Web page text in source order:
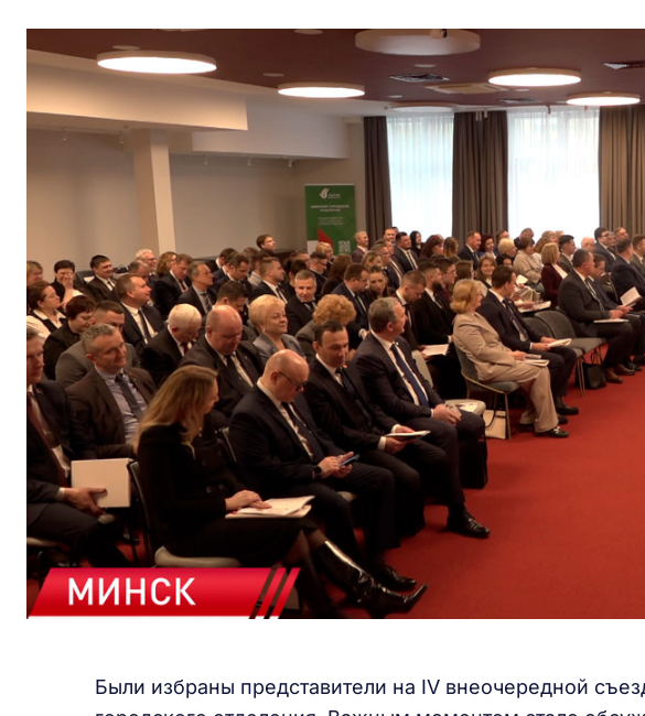
Были избраны представители на IV внеочередной